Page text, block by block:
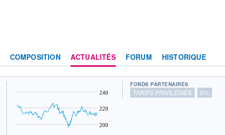
COMPOSITION ACTUALITÉS FORUM HISTORIQUE
200
220
240
FONDS PARTENAIRES
TARIFS PRIVILÉGIÉS 0%